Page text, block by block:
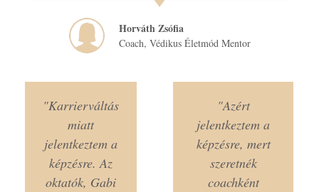
Horváth Zsófia
Coach, Védikus Életmód Mentor
"Karrierváltás
miatt
jelentkeztem a
képzésre. Az
oktatók, Gabi
"Azért
jelentkeztem a
képzésre, mert
szeretnék
coachként